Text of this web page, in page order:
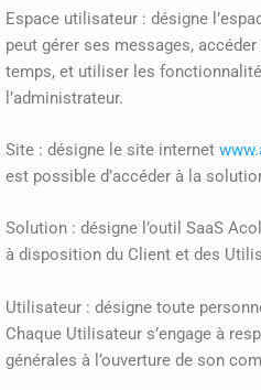
Espace utilisateur : désigne
peut gérer ses messages,
temps, et utiliser les
l’administrateur.
Site : désigne le site internet
est possible d’accéder à la
Solution : désigne l’outil SaaS
à disposition du Client et des
Utilisateur : désigne toute
Chaque Utilisateur s’engage à
générales à l’ouverture de son